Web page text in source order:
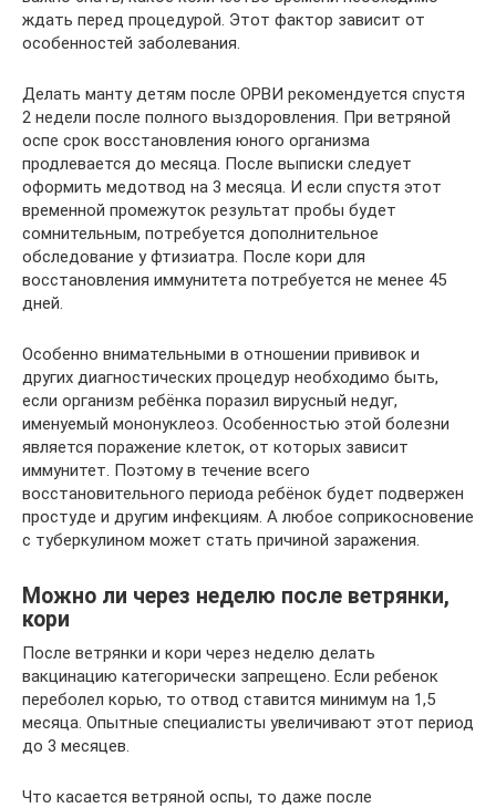
ждать перед процедурой. Этот фактор зависит от
особенностей заболевания.
Делать манту детям после ОРВИ рекомендуется спустя
2 недели после полного выздоровления. При ветряной
оспе срок восстановления юного организма
продлевается до месяца. После выписки следует
оформить медотвод на 3 месяца. И если спустя этот
временной промежуток результат пробы будет
сомнительным, потребуется дополнительное
обследование у фтизиатра. После кори для
восстановления иммунитета потребуется не менее 45
дней.
Особенно внимательными в отношении прививок и
других диагностических процедур необходимо быть,
если организм ребёнка поразил вирусный недуг,
именуемый мононуклеоз. Особенностью этой болезни
является поражение клеток, от которых зависит
иммунитет. Поэтому в течение всего
восстановительного периода ребёнок будет подвержен
простуде и другим инфекциям. А любое соприкосновение
с туберкулином может стать причиной заражения.
Можно ли через неделю после ветрянки,
кори
После ветрянки и кори через неделю делать
вакцинацию категорически запрещено. Если ребенок
переболел корью, то отвод ставится минимум на 1,5
месяца. Опытные специалисты увеличивают этот период
до 3 месяцев.
Что касается ветряной оспы, то даже после